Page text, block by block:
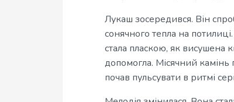
Лукаш зосередився. Він
сонячного тепла на
стала пласкою, як висушена
допомогла. Місячний
почав пульсувати в ритмі